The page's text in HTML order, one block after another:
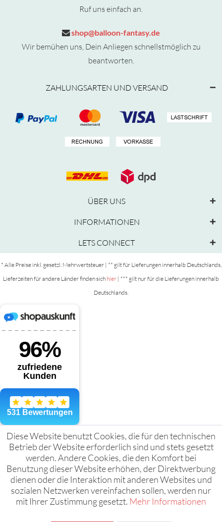
Ruf uns einfach an.
shop@balloon-fantasy.de
Wir bemühen uns, Dein Anliegen schnellstmöglich zu
beantworten.
ZAHLUNGSARTEN UND VERSAND
ÜBER UNS
INFORMATIONEN
LETS CONNECT
* Alle Preise inkl. gesetzl. Mehrwertsteuer | ** gilt für Lieferungen innerhalb Deutschlands,
Lieferzeiten für andere Länder finden sich hier | *** gilt nur für die Lieferungen innerhalb
Deutschlands.
Diese Website benutzt Cookies, die für den technischen
Betrieb der Website erforderlich sind und stets gesetzt
werden. Andere Cookies, die den Komfort bei
Benutzung dieser Website erhöhen, der Direktwerbung
dienen oder die Interaktion mit anderen Websites und
sozialen Netzwerken vereinfachen sollen, werden nur
mit Ihrer Zustimmung gesetzt. Mehr Informationen